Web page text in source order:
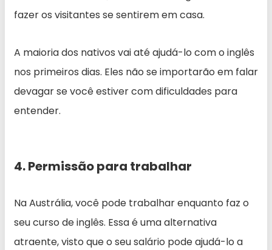
fazer os visitantes se sentirem em casa.
A maioria dos nativos vai até ajudá-lo com o inglês
nos primeiros dias. Eles não se importarão em falar
devagar se você estiver com dificuldades para
entender.
4. Permissão para trabalhar
Na Austrália, você pode trabalhar enquanto faz o
seu curso de inglês. Essa é uma alternativa
atraente, visto que o seu salário pode ajudá-lo a